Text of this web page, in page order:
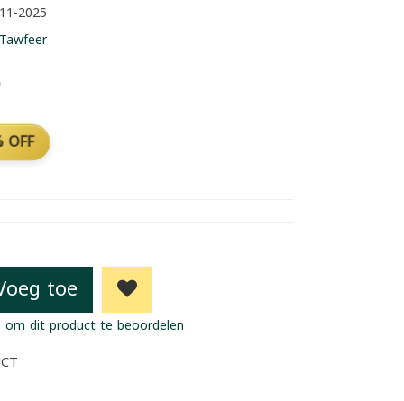
2025
Tawfeer
OFF
toe
om dit product te beoordelen